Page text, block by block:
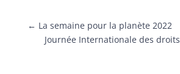
← La semaine pour la planète 2022
Journée Internationale des